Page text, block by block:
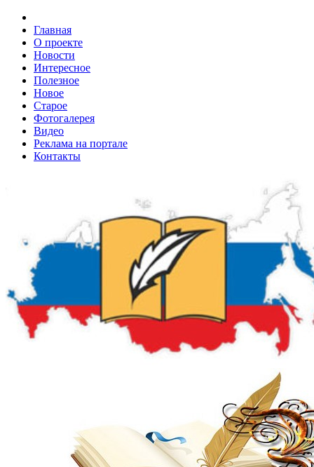
Главная
О проекте
Новости
Интересное
Полезное
Новое
Старое
Фотогалерея
Видео
Реклама на портале
Контакты